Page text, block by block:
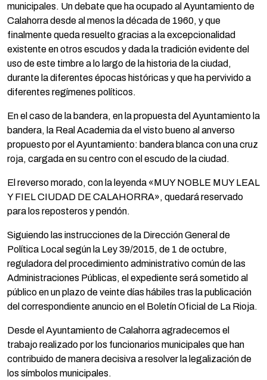
municipales. Un debate que ha ocupado al Ayuntamiento de
Calahorra desde al menos la década de 1960, y que
finalmente queda resuelto gracias a la excepcionalidad
existente en otros escudos y dada la tradición evidente del
uso de este timbre a lo largo de la historia de la ciudad,
durante la diferentes épocas históricas y que ha pervivido a
diferentes regímenes políticos.
En el caso de la bandera, en la propuesta del Ayuntamiento la
bandera, la Real Academia da el visto bueno al anverso
propuesto por el Ayuntamiento: bandera blanca con una cruz
roja, cargada en su centro con el escudo de la ciudad.
El reverso morado, con la leyenda «MUY NOBLE MUY LEAL
Y FIEL CIUDAD DE CALAHORRA», quedará reservado
para los reposteros y pendón.
Siguiendo las instrucciones de la Dirección General de
Política Local según la Ley 39/2015, de 1 de octubre,
reguladora del procedimiento administrativo común de las
Administraciones Públicas, el expediente será sometido al
público en un plazo de veinte días hábiles tras la publicación
del correspondiente anuncio en el Boletín Oficial de La Rioja.
Desde el Ayuntamiento de Calahorra agradecemos el
trabajo realizado por los funcionarios municipales que han
contribuido de manera decisiva a resolver la legalización de
los símbolos municipales.